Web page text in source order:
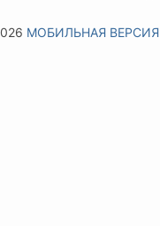
МОБИЛЬНАЯ ВЕРСИЯ